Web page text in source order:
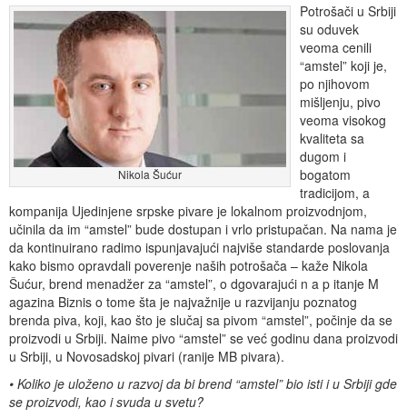
Nikola Šućur
Potrošači u Srbiji
su oduvek
veoma cenili
“amstel” koji je,
po njihovom
mišljenju, pivo
veoma visokog
kvaliteta sa
dugom i
bogatom
tradicijom, a
kompanija Ujedinjene srpske pivare je lokalnom proizvodnjom,
učinila da im “amstel” bude dostupan i vrlo pristupačan. Na nama je
da kontinuirano radimo ispunjavajući najviše standarde poslovanja
kako bismo opravdali poverenje naših potrošača – kaže Nikola
Šućur, brend menadžer za “amstel”, o dgovarajući n a p itanje M
agazina Biznis o tome šta je najvažnije u razvijanju poznatog
brenda piva, koji, kao što je slučaj sa pivom “amstel”, počinje da se
proizvodi u Srbiji. Naime pivo “amstel” se već godinu dana proizvodi
u Srbiji, u Novosadskoj pivari (ranije MB pivara).
• Koliko je uloženo u razvoj da bi brend “amstel” bio isti i u Srbiji gde
se proizvodi, kao i svuda u svetu?